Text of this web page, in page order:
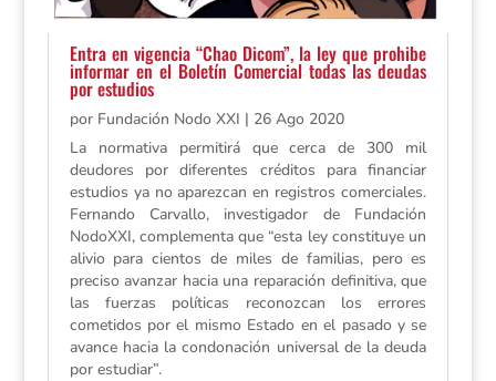
Entra en vigencia “Chao Dicom”, la ley que prohibe
informar en el Boletín Comercial todas las deudas
por estudios
por Fundación Nodo XXI | 26 Ago 2020
La normativa permitirá que cerca de 300 mil
deudores por diferentes créditos para financiar
estudios ya no aparezcan en registros comerciales.
Fernando Carvallo, investigador de Fundación
NodoXXI, complementa que “esta ley constituye un
alivio para cientos de miles de familias, pero es
preciso avanzar hacia una reparación definitiva, que
las fuerzas políticas reconozcan los errores
cometidos por el mismo Estado en el pasado y se
avance hacia la condonación universal de la deuda
por estudiar”.